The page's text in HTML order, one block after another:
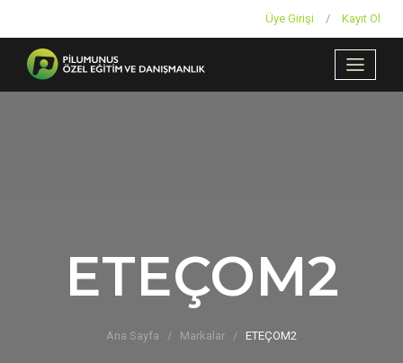
Üye Girişi / Kayıt Ol
ETEÇOM2
Ana Sayfa Markalar ETEÇOM2